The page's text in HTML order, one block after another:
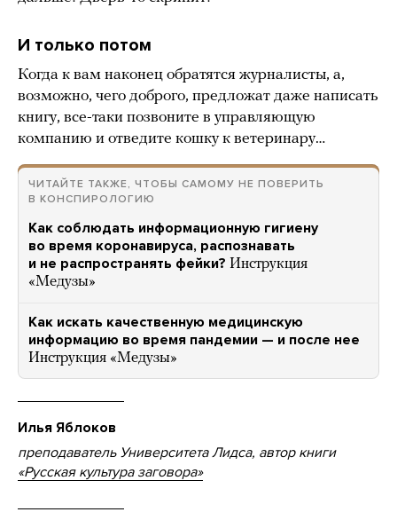
И только потом
Когда к вам наконец обратятся журналисты, а,
возможно, чего доброго, предложат даже написать
книгу, все-таки позвоните в управляющую
компанию и отведите кошку к ветеринару…
ЧИТАЙТЕ ТАКЖЕ, ЧТОБЫ САМОМУ НЕ ПОВЕРИТЬ
В КОНСПИРОЛОГИЮ
Как соблюдать информационную гигиену
во время коронавируса, распознавать
и не распространять фейки? Инструкция
«Медузы»
Как искать качественную медицинскую
информацию во время пандемии — и после нее
Инструкция «Медузы»
Илья Яблоков
преподаватель Университета Лидса, автор книги
«Русская культура заговора»